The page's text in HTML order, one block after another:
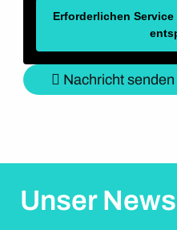
Erforderlichen
Nachricht senden
Unser